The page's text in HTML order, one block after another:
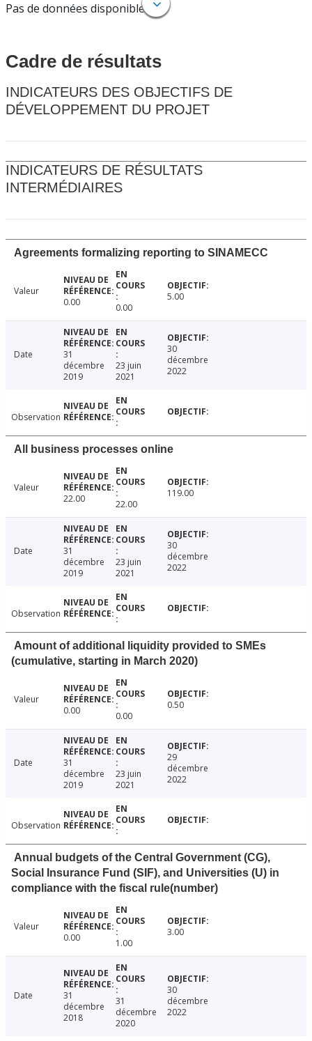
Pas de données disponibles.
Cadre de résultats
INDICATEURS DES OBJECTIFS DE
DÉVELOPPEMENT DU PROJET
INDICATEURS DE RÉSULTATS
INTERMÉDIAIRES
Agreements formalizing reporting to SINAMECC
Valeur
0.00
0.00
5.00
Date
31
décembre
2019
23 juin
2021
30
décembre
2022
Observation
All business processes online
Valeur
22.00
22.00
119.00
Date
31
décembre
2019
23 juin
2021
30
décembre
2022
Observation
Amount of additional liquidity provided to SMEs
(cumulative, starting in March 2020)
Valeur
0.00
0.00
0.50
Date
31
décembre
2019
23 juin
2021
29
décembre
2022
Observation
Annual budgets of the Central Government (CG),
Social Insurance Fund (SIF), and Universities (U) in
compliance with the fiscal rule(number)
Valeur
0.00
1.00
3.00
Date
31
décembre
2018
31
décembre
2020
30
décembre
2022